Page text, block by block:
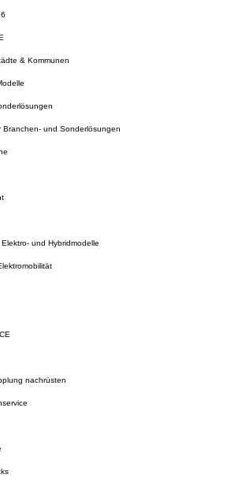
& Kommunen
Branchen- und Sonderlösungen
und Hybridmodelle
nachrüsten